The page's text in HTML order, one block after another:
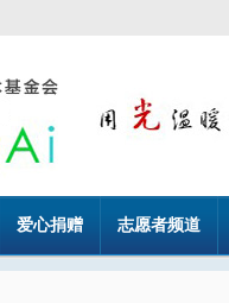
爱心捐赠 志愿者频道